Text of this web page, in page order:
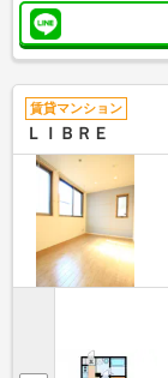
賃貸マンション
ＬＩＢＲＥ